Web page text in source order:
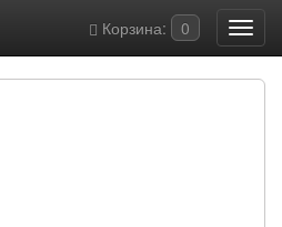
Корзина: 0